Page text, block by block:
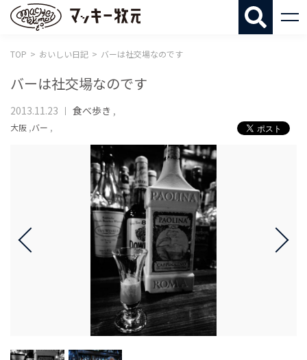
TOP おいしい日記 バーは社交場なのです
バーは社交場なのです
2013.11.23 食べ歩き ,
大阪 ,バー ,